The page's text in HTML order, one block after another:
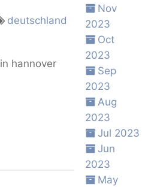
deutschland
in hannover
Nov
2023
Oct
2023
Sep
2023
Aug
2023
Jul 2023
Jun
2023
May